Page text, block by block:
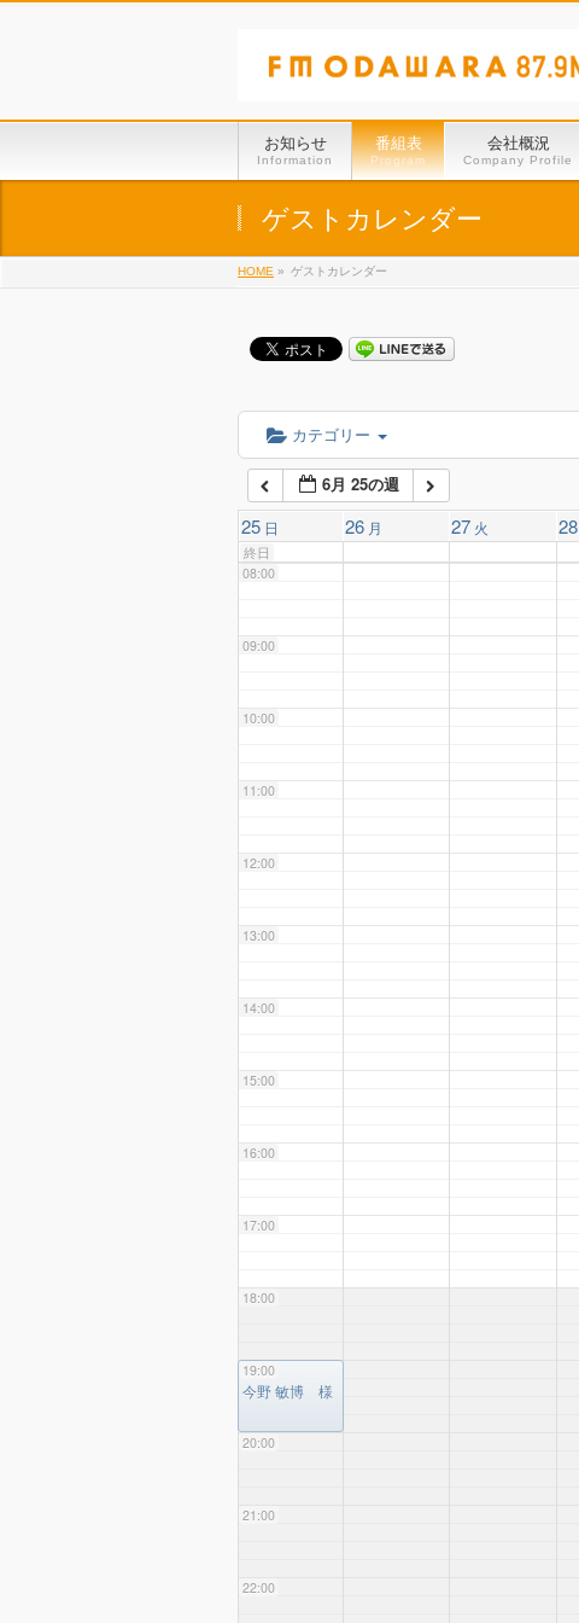
お知らせ
Information
番組表
Program
会社概況
Company Profile
ゲストカレンダー
HOME » ゲストカレンダー
カテゴリー
6月 25の週
25 日 26 月 27 火 28
終日
01:00
02:00
03:00
04:00
05:00
06:00
07:00
08:00
09:00
10:00
11:00
12:00
13:00
14:00
15:00
16:00
17:00
18:00
19:00
20:00
21:00
22:00
19:00
今野 敏博 様